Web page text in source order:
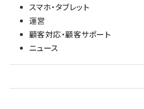
スマホ・タブレット
運営
顧客対応・顧客サポート
ニュース